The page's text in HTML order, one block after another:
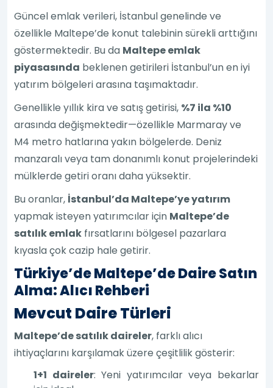
Güncel emlak verileri, İstanbul genelinde ve
özellikle Maltepe’de konut talebinin sürekli arttığını
göstermektedir. Bu da Maltepe emlak
piyasasında beklenen getirileri İstanbul’un en iyi
yatırım bölgeleri arasına taşımaktadır.
Genellikle yıllık kira ve satış getirisi, %7 ila %10
arasında değişmektedir—özellikle Marmaray ve
M4 metro hatlarına yakın bölgelerde. Deniz
manzaralı veya tam donanımlı konut projelerindeki
mülklerde getiri oranı daha yüksektir.
Bu oranlar, İstanbul’da Maltepe’ye yatırım
yapmak isteyen yatırımcılar için Maltepe’de
satılık emlak fırsatlarını bölgesel pazarlara
kıyasla çok cazip hale getirir.
Türkiye’de Maltepe’de Daire Satın
Alma: Alıcı Rehberi
Mevcut Daire Türleri
Maltepe’de satılık daireler, farklı alıcı
ihtiyaçlarını karşılamak üzere çeşitlilik gösterir:
1+1 daireler: Yeni yatırımcılar veya bekarlar